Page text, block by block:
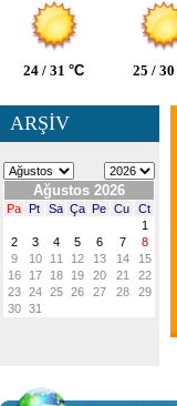
24 / 31 °C 25 / 30
ARŞİV